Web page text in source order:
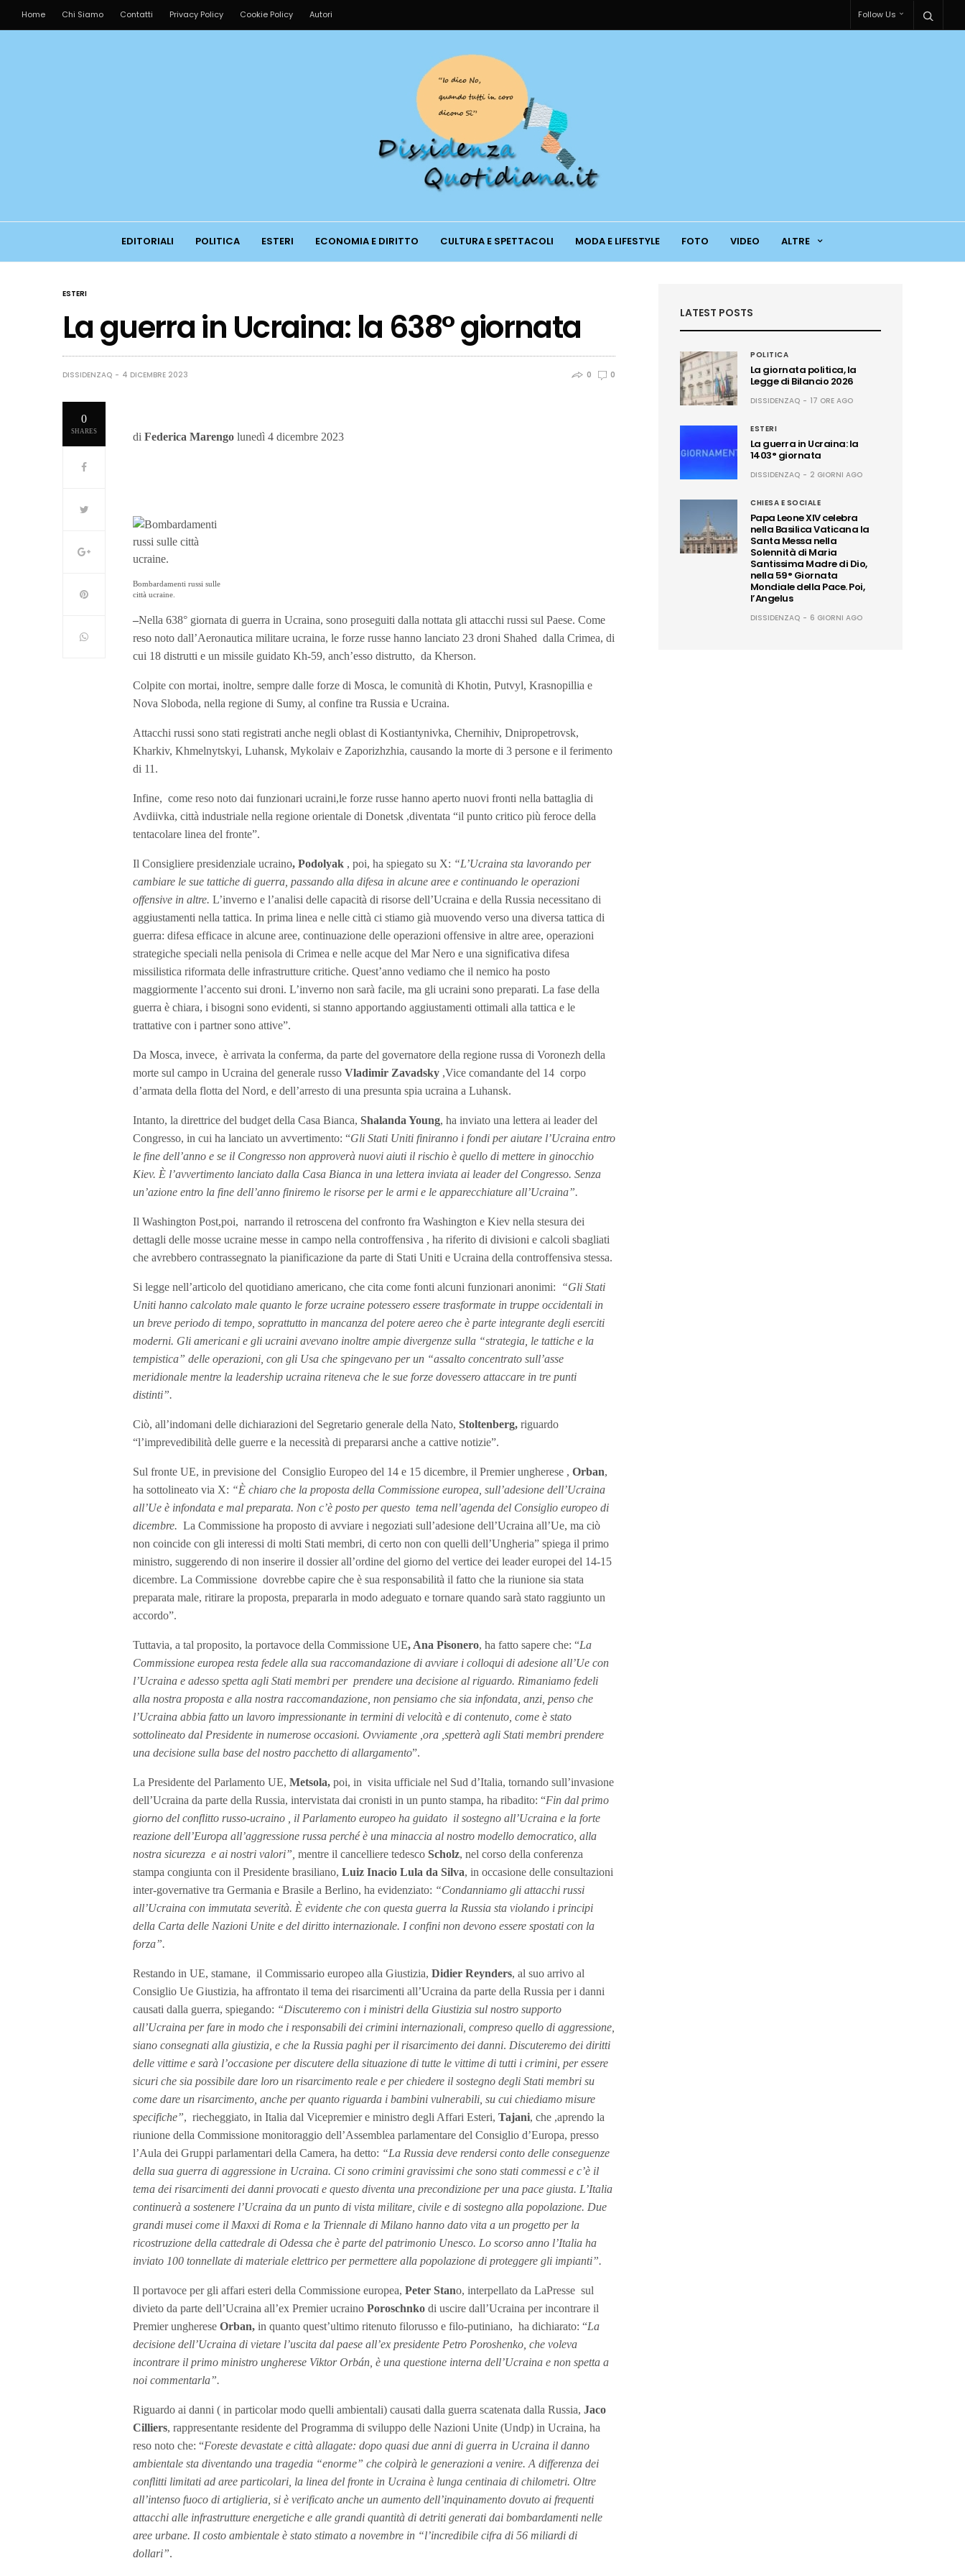
Home Chi Siamo Contatti Privacy Policy Cookie Policy Autori Follow Us
EDITORIALI POLITICA ESTERI ECONOMIA E DIRITTO CULTURA E SPETTACOLI MODA E LIFESTYLE FOTO VIDEO ALTRE
ESTERI
La guerra in Ucraina: la 638° giornata
DISSIDENZAQ 4 DICEMBRE 2023 0 0
0
SHARES di Federica Marengo lunedì 4 dicembre 2023
Bombardamenti russi sulle
città ucraine.
–Nella 638° giornata di guerra in Ucraina, sono proseguiti dalla nottata gli attacchi russi sul Paese. Come
reso noto dall’Aeronautica militare ucraina, le forze russe hanno lanciato 23 droni Shahed dalla Crimea, di
cui 18 distrutti e un missile guidato Kh-59, anch’esso distrutto, da Kherson.
Colpite con mortai, inoltre, sempre dalle forze di Mosca, le comunità di Khotin, Putvyl, Krasnopillia e
Nova Sloboda, nella regione di Sumy, al confine tra Russia e Ucraina.
Attacchi russi sono stati registrati anche negli oblast di Kostiantynivka, Chernihiv, Dnipropetrovsk,
Kharkiv, Khmelnytskyi, Luhansk, Mykolaiv e Zaporizhzhia, causando la morte di 3 persone e il ferimento
di 11.
Infine, come reso noto dai funzionari ucraini,le forze russe hanno aperto nuovi fronti nella battaglia di
Avdiivka, città industriale nella regione orientale di Donetsk ,diventata “il punto critico più feroce della
tentacolare linea del fronte”.
Il Consigliere presidenziale ucraino, Podolyak , poi, ha spiegato su X: “L’Ucraina sta lavorando per
cambiare le sue tattiche di guerra, passando alla difesa in alcune aree e continuando le operazioni
offensive in altre. L’inverno e l’analisi delle capacità di risorse dell’Ucraina e della Russia necessitano di
aggiustamenti nella tattica. In prima linea e nelle città ci stiamo già muovendo verso una diversa tattica di
guerra: difesa efficace in alcune aree, continuazione delle operazioni offensive in altre aree, operazioni
strategiche speciali nella penisola di Crimea e nelle acque del Mar Nero e una significativa difesa
missilistica riformata delle infrastrutture critiche. Quest’anno vediamo che il nemico ha posto
maggiormente l’accento sui droni. L’inverno non sarà facile, ma gli ucraini sono preparati. La fase della
guerra è chiara, i bisogni sono evidenti, si stanno apportando aggiustamenti ottimali alla tattica e le
trattative con i partner sono attive”.
Da Mosca, invece, è arrivata la conferma, da parte del governatore della regione russa di Voronezh della
morte sul campo in Ucraina del generale russo Vladimir Zavadsky ,Vice comandante del 14 corpo
d’armata della flotta del Nord, e dell’arresto di una presunta spia ucraina a Luhansk.
Intanto, la direttrice del budget della Casa Bianca, Shalanda Young, ha inviato una lettera ai leader del
Congresso, in cui ha lanciato un avvertimento: “Gli Stati Uniti finiranno i fondi per aiutare l’Ucraina entro
le fine dell’anno e se il Congresso non approverà nuovi aiuti il rischio è quello di mettere in ginocchio
Kiev. È l’avvertimento lanciato dalla Casa Bianca in una lettera inviata ai leader del Congresso. Senza
un’azione entro la fine dell’anno finiremo le risorse per le armi e le apparecchiature all’Ucraina”.
Il Washington Post,poi, narrando il retroscena del confronto fra Washington e Kiev nella stesura dei
dettagli delle mosse ucraine messe in campo nella controffensiva , ha riferito di divisioni e calcoli sbagliati
che avrebbero contrassegnato la pianificazione da parte di Stati Uniti e Ucraina della controffensiva stessa.
Si legge nell’articolo del quotidiano americano, che cita come fonti alcuni funzionari anonimi:
“Gli Stati
Uniti hanno calcolato male quanto le forze ucraine potessero essere trasformate in truppe occidentali in
un breve periodo di tempo, soprattutto in mancanza del potere aereo che è parte integrante degli eserciti
moderni. Gli americani e gli ucraini avevano inoltre ampie divergenze sulla “strategia, le tattiche e la
tempistica” delle operazioni, con gli Usa che spingevano per un “assalto concentrato sull’asse
meridionale mentre la leadership ucraina riteneva che le sue forze dovessero attaccare in tre punti
distinti”.
Ciò, all’indomani delle dichiarazioni del Segretario generale della Nato, Stoltenberg, riguardo
“l’imprevedibilità delle guerre e la necessità di prepararsi anche a cattive notizie”.
Sul fronte UE, in previsione del Consiglio Europeo del 14 e 15 dicembre, il Premier ungherese , Orban,
ha sottolineato via X: “È chiaro che la proposta della Commissione europea, sull’adesione dell’Ucraina
all’Ue è infondata e mal preparata. Non c’è posto per questo tema nell’agenda del Consiglio europeo di
dicembre. La Commissione ha proposto di avviare i negoziati sull’adesione dell’Ucraina all’Ue, ma ciò
non coincide con gli interessi di molti Stati membri, di certo non con quelli dell’Ungheria” spiega il primo
ministro, suggerendo di non inserire il dossier all’ordine del giorno del vertice dei leader europei del 14-15
dicembre. La Commissione dovrebbe capire che è sua responsabilità il fatto che la riunione sia stata
preparata male, ritirare la proposta, prepararla in modo adeguato e tornare quando sarà stato raggiunto un
accordo”.
Tuttavia, a tal proposito, la portavoce della Commissione UE, Ana Pisonero, ha fatto sapere che: “La
Commissione europea resta fedele alla sua raccomandazione di avviare i colloqui di adesione all’Ue con
l’Ucraina e adesso spetta agli Stati membri per prendere una decisione al riguardo. Rimaniamo fedeli
alla nostra proposta e alla nostra raccomandazione, non pensiamo che sia infondata, anzi, penso che
l’Ucraina abbia fatto un lavoro impressionante in termini di velocità e di contenuto, come è stato
sottolineato dal Presidente in numerose occasioni. Ovviamente ,ora ,spetterà agli Stati membri prendere
una decisione sulla base del nostro pacchetto di allargamento”.
La Presidente del Parlamento UE, Metsola, poi, in visita ufficiale nel Sud d’Italia, tornando sull’invasione
dell’Ucraina da parte della Russia, intervistata dai cronisti in un punto stampa, ha ribadito: “Fin dal primo
giorno del conflitto russo-ucraino , il Parlamento europeo ha guidato il sostegno all’Ucraina e la forte
reazione dell’Europa all’aggressione russa perché è una minaccia al nostro modello democratico, alla
nostra sicurezza e ai nostri valori”, mentre il cancelliere tedesco Scholz, nel corso della conferenza
stampa congiunta con il Presidente brasiliano, Luiz Inacio Lula da Silva, in occasione delle consultazioni
inter-governative tra Germania e Brasile a Berlino, ha evidenziato: “Condanniamo gli attacchi russi
all’Ucraina con immutata severità. È evidente che con questa guerra la Russia sta violando i principi
della Carta delle Nazioni Unite e del diritto internazionale. I confini non devono essere spostati con la
forza”.
Restando in UE, stamane, il Commissario europeo alla Giustizia, Didier Reynders, al suo arrivo al
Consiglio Ue Giustizia, ha affrontato il tema dei risarcimenti all’Ucraina da parte della Russia per i danni
causati dalla guerra, spiegando: “Discuteremo con i ministri della Giustizia sul nostro supporto
all’Ucraina per fare in modo che i responsabili dei crimini internazionali, compreso quello di aggressione,
siano consegnati alla giustizia, e che la Russia paghi per il risarcimento dei danni. Discuteremo dei diritti
delle vittime e sarà l’occasione per discutere della situazione di tutte le vittime di tutti i crimini, per essere
sicuri che sia possibile dare loro un risarcimento reale e per chiedere il sostegno degli Stati membri su
come dare un risarcimento, anche per quanto riguarda i bambini vulnerabili, su cui chiediamo misure
specifiche”, riecheggiato, in Italia dal Vicepremier e ministro degli Affari Esteri, Tajani, che ,aprendo la
riunione della Commissione monitoraggio dell’Assemblea parlamentare del Consiglio d’Europa, presso
l’Aula dei Gruppi parlamentari della Camera, ha detto: “La Russia deve rendersi conto delle conseguenze
della sua guerra di aggressione in Ucraina. Ci sono crimini gravissimi che sono stati commessi e c’è il
tema dei risarcimenti dei danni provocati e questo diventa una precondizione per una pace giusta. L’Italia
continuerà a sostenere l’Ucraina da un punto di vista militare, civile e di sostegno alla popolazione. Due
grandi musei come il Maxxi di Roma e la Triennale di Milano hanno dato vita a un progetto per la
ricostruzione della cattedrale di Odessa che è parte del patrimonio Unesco. Lo scorso anno l’Italia ha
inviato 100 tonnellate di materiale elettrico per permettere alla popolazione di proteggere gli impianti”.
Il portavoce per gli affari esteri della Commissione europea, Peter Stano, interpellato da LaPresse sul
divieto da parte dell’Ucraina all’ex Premier ucraino Poroschnko di uscire dall’Ucraina per incontrare il
Premier ungherese Orban, in quanto quest’ultimo ritenuto filorusso e filo-putiniano, ha dichiarato: “La
decisione dell’Ucraina di vietare l’uscita dal paese all’ex presidente Petro Poroshenko, che voleva
incontrare il primo ministro ungherese Viktor Orbán, è una questione interna dell’Ucraina e non spetta a
noi commentarla”.
Riguardo ai danni ( in particolar modo quelli ambientali) causati dalla guerra scatenata dalla Russia, Jaco
Cilliers, rappresentante residente del Programma di sviluppo delle Nazioni Unite (Undp) in Ucraina, ha
reso noto che: “Foreste devastate e città allagate: dopo quasi due anni di guerra in Ucraina il danno
ambientale sta diventando una tragedia “enorme” che colpirà le generazioni a venire. A differenza dei
conflitti limitati ad aree particolari, la linea del fronte in Ucraina è lunga centinaia di chilometri. Oltre
all’intenso fuoco di artiglieria, si è verificato anche un aumento dell’inquinamento dovuto ai frequenti
attacchi alle infrastrutture energetiche e alle grandi quantità di detriti generati dai bombardamenti nelle
aree urbane. Il costo ambientale è stato stimato a novembre in “l’incredibile cifra di 56 miliardi di
dollari”.
LATEST POSTS
POLITICA
La giornata politica, la
Legge di Bilancio 2026
DISSIDENZAQ 17 ORE AGO
ESTERI
La guerra in Ucraina: la
1403° giornata
DISSIDENZAQ 2 GIORNI AGO
CHIESA E SOCIALE
Papa Leone XIV celebra
nella Basilica Vaticana la
Santa Messa nella
Solennità di Maria
Santissima Madre di Dio,
nella 59° Giornata
Mondiale della Pace. Poi,
l’Angelus
DISSIDENZAQ 6 GIORNI AGO